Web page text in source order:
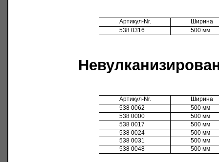
Артикул-Nr.
Ширина
538 0316
500 мм
Артикул-Nr.
Ширина
538 0062
500 мм
538 0000
500 мм
538 0017
500 мм
538 0024
500 мм
538 0031
500 мм
538 0048
500 мм